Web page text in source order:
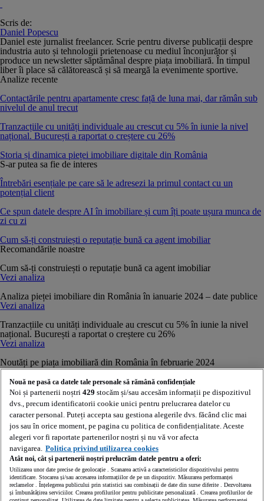
Scris de:
Daniel Popescu
Daniel este jurnalist freelancer. Scrie pentru diverse publicații despre
industria auto și tehnologii prietenoase cu mediul înconjurător și
produce un newsletter săptămânal despre piața imobiliară. În timpul
liber îi place să călătorească și să meargă la evenimente sportive.
Analize recente
Contactările pentru apartamente cresc față de luna mai, dar rămân sub
nivelul de anul trecut
Tranzacțiile cu unități individuale au crescut cu 5% în iunie la nivel
național. București a raportat o creștere cu 26%
Storia și dinamica pieței imobiliare digitale din România
S-ar putea sa fie de interes
Întrebări esențiale pe care să le adresezi la primul contact cu un
potențial client
Ce spun datele despre AI în imobiliare și cum îți poate ușura munca de
zi cu zi
Cum să-ți construiești o reputație bună ca agent imobiliar
Recomandările noastre
Cum să-ți construiești o reputație bună ca agent imobiliar
Vezi analiza
Analiza pieței imobiliare din România în ianuarie 2024 – date publice
Vezi analiza
Tranzacțiile cu unități individuale au crescut cu 5% în iunie la nivel
național. București a raportat o creștere cu 26%
Vezi analiza
Noutăți pe piața imobiliară din România în februarie 2024
Vezi analiza
Tranzacții cu unități individuale în luna mai: creștere cu 16% în
București și +0,1% la nivel național
Vezi analiza
Agent imobiliar generalist vs. agent specializat: argumente pro și contra
Vezi analiza
Abonează-te la Newsletterul Agenților Experți
Fii primul care primește în inbox analizele realizate pe baza interpretării
datelor noastre unice, precum și a celor publicate de instituții relevante
din domeniu.
Nouă ne pasă ca datele tale personale să rămână confidențiale
Noi și partenerii noștri 429 stocăm și/sau accesăm informații pe dispozitivul
dvs., precum identificatorii cookie unici pentru prelucrarea datelor cu
caracter personal. Puteți accepta sau gestiona alegerile dvs. făcând clic mai
jos sau în orice moment, pe pagina cu politica de confidențialitate. Aceste
alegeri vor fi raportate partenerilor noștri și nu vă vor afecta
navigarea. Politica privind utilizarea cookies
Atât noi, cât și partenerii noștri prelucrăm datele pentru a oferi:
Utilizarea unor date precise de geolocație . Scanarea activă a caracteristicilor dispozitivului pentru
identificare. Stocarea și/sau accesarea informațiilor de pe un dispozitiv. Măsurarea performanței
reclamelor . Înțelegerea publicului prin statistici sau combinații de date din surse diferite . Dezvoltarea
și îmbunătățirea serviciilor. Crearea profilurilor pentru publicitate personalizată . Crearea profilurilor de